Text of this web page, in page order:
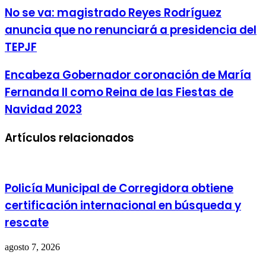
No se va: magistrado Reyes Rodríguez
anuncia que no renunciará a presidencia del
TEPJF
Encabeza Gobernador coronación de María
Fernanda II como Reina de las Fiestas de
Navidad 2023
Artículos relacionados
Policía Municipal de Corregidora obtiene
certificación internacional en búsqueda y
rescate
agosto 7, 2026